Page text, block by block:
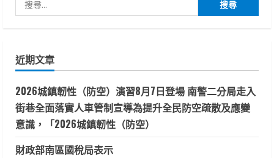
南
推
「有
愛
無
礙」
學
習
旅
程
分
尋
字:
近期文章
2026城鎮韌性（防空）演習8月7日登場 南警二分局走入
街巷全面落實人車管制宣導為提升全民防空疏散及應變
意識，「2026城鎮韌性（防空）
財政部南區國稅局表示